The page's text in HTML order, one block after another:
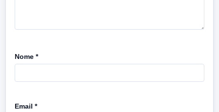
Nome *
Email *